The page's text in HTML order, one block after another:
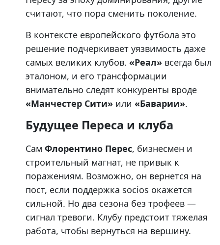
считают, что пора сменить поколение.
В контексте европейского футбола это
решение подчеркивает уязвимость даже
самых великих клубов. «Реал» всегда был
эталоном, и его трансформации
внимательно следят конкуренты вроде
«Манчестер Сити» или «Баварии».
Будущее Переса и клуба
Сам Флорентино Перес, бизнесмен и
строительный магнат, не привык к
поражениям. Возможно, он вернется на
пост, если поддержка socios окажется
сильной. Но два сезона без трофеев —
сигнал тревоги. Клубу предстоит тяжелая
работа, чтобы вернуться на вершину.